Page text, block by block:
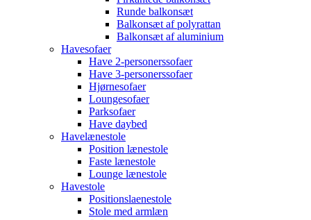
Runde balkonsæt
Balkonsæt af polyrattan
Balkonsæt af aluminium
Havesofaer
Have 2-personerssofaer
Have 3-personerssofaer
Hjørnesofaer
Loungesofaer
Parksofaer
Have daybed
Havelænestole
Position lænestole
Faste lænestole
Lounge lænestole
Havestole
Positionslaenestole
Stole med armlæn